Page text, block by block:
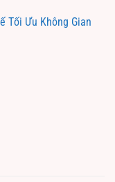
Tối Ưu Không Gian